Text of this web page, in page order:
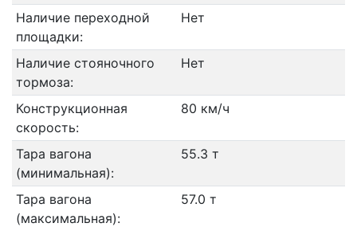
Наличие переходной
площадки:
Нет
Наличие стояночного
тормоза:
Нет
Конструкционная
скорость:
80 км/ч
Тара вагона
(минимальная):
55.3 т
Тара вагона
(максимальная):
57.0 т